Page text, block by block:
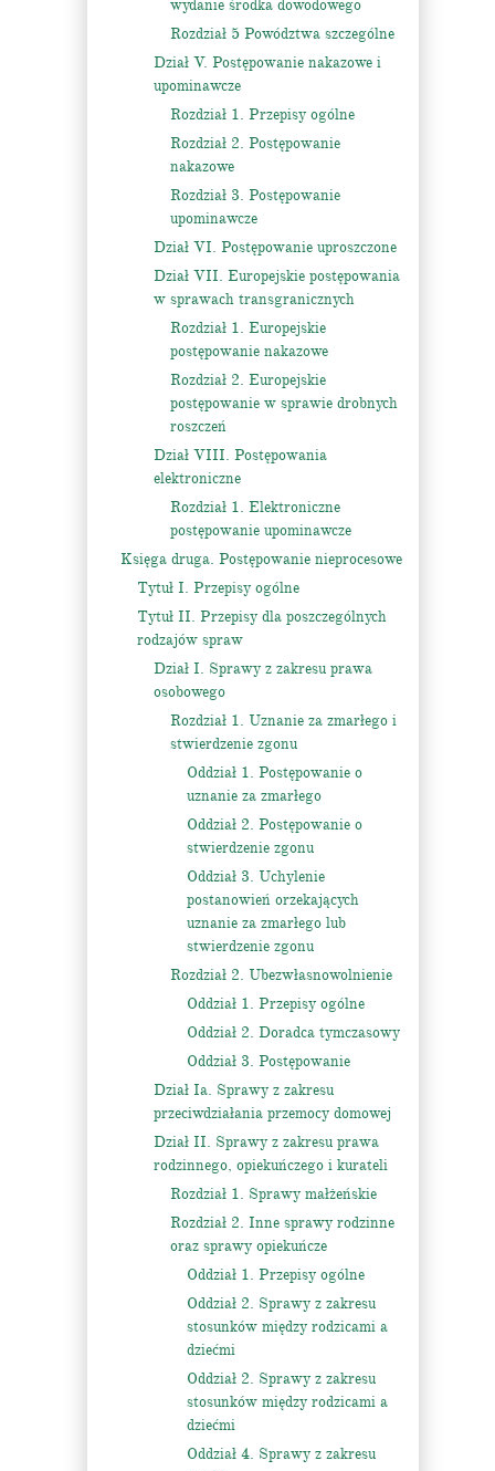
wydanie środka dowodowego
Rozdział 5 Powództwa szczególne
Dział V. Postępowanie nakazowe i
upominawcze
Rozdział 1. Przepisy ogólne
Rozdział 2. Postępowanie
nakazowe
Rozdział 3. Postępowanie
upominawcze
Dział VI. Postępowanie uproszczone
Dział VII. Europejskie postępowania
w sprawach transgranicznych
Rozdział 1. Europejskie
postępowanie nakazowe
Rozdział 2. Europejskie
postępowanie w sprawie drobnych
roszczeń
Dział VIII. Postępowania
elektroniczne
Rozdział 1. Elektroniczne
postępowanie upominawcze
Księga druga. Postępowanie nieprocesowe
Tytuł I. Przepisy ogólne
Tytuł II. Przepisy dla poszczególnych
rodzajów spraw
Dział I. Sprawy z zakresu prawa
osobowego
Rozdział 1. Uznanie za zmarłego i
stwierdzenie zgonu
Oddział 1. Postępowanie o
uznanie za zmarłego
Oddział 2. Postępowanie o
stwierdzenie zgonu
Oddział 3. Uchylenie
postanowień orzekających
uznanie za zmarłego lub
stwierdzenie zgonu
Rozdział 2. Ubezwłasnowolnienie
Oddział 1. Przepisy ogólne
Oddział 2. Doradca tymczasowy
Oddział 3. Postępowanie
Dział Ia. Sprawy z zakresu
przeciwdziałania przemocy domowej
Dział II. Sprawy z zakresu prawa
rodzinnego, opiekuńczego i kurateli
Rozdział 1. Sprawy małżeńskie
Rozdział 2. Inne sprawy rodzinne
oraz sprawy opiekuńcze
Oddział 1. Przepisy ogólne
Oddział 2. Sprawy z zakresu
stosunków między rodzicami a
dziećmi
Oddział 2. Sprawy z zakresu
stosunków między rodzicami a
dziećmi
Oddział 4. Sprawy z zakresu